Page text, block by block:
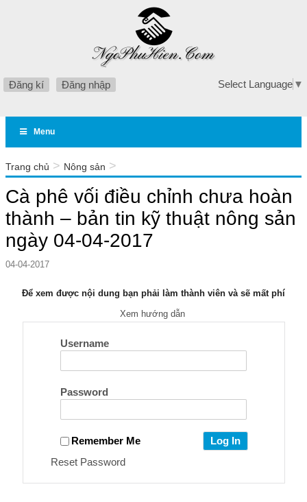
Đăng kí Đăng nhập Select Language ▼
Menu
Trang chủ > Nông sản >
nông sản ngày 04-04-2017
Cà phê vối điều chỉnh chưa hoàn
thành – bản tin kỹ thuật nông sản
ngày 04-04-2017
04-04-2017
Để xem được nội dung bạn phải làm thành viên và sẽ mất phí
Xem hướng dẫn
Username
Password
Remember Me
Reset Password